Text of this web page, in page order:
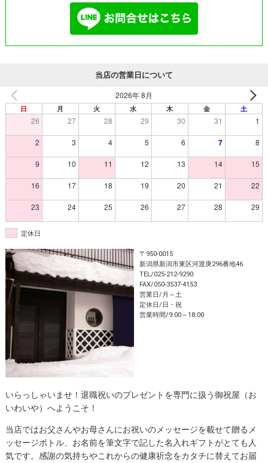
当店の営業日について
2026年 8月
日 月 火 水 木 金 土
26 27 28 29 30 31 1
2 3 4 5 6 7 8
9 10 11 12 13 14 15
16 17 18 19 20 21 22
23 24 25 26 27 28 29
定休日
〒950-0015
新潟県新潟市東区河渡庚296番地46
TEL/025-212-9290
FAX/050-3537-4153
営業日/月～土
定休日/日・祝
営業時間/9:00～18:00
いらっしゃいませ！退職祝いのプレゼントを専門に扱う御祝屋（お
いわいや）へようこそ！
当店ではお父さんやお母さんにお祝いのメッセージを載せて贈るメ
ッセージボトル、お名前を筆文字で記した名入れギフトがとても人
気です。感謝の気持ちやこれからの健康祈念をカタチに替えてお届